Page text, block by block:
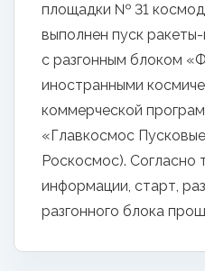
площадки № 31
выполнен пуск
с разгонным блоком
иностранными
коммерческой
«Главкосмос
Роскосмос). Согласно
информации, старт,
разгонного блока